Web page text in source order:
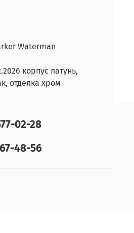
Waterman
корпус латунь,
отделка хром
02-28
48-56